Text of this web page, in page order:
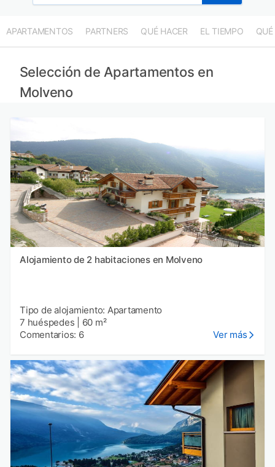
APARTAMENTOS PARTNERS QUÉ HACER EL TIEMPO QUÉ
Selección de Apartamentos en
Molveno
Alojamiento de 2 habitaciones en Molveno
Tipo de alojamiento: Apartamento
7 huéspedes
60 m²
Comentarios: 6
Ver más